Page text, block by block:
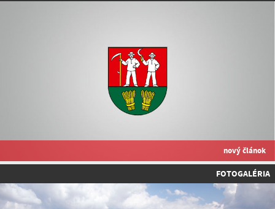
nový článok
FOTOGALÉRIA